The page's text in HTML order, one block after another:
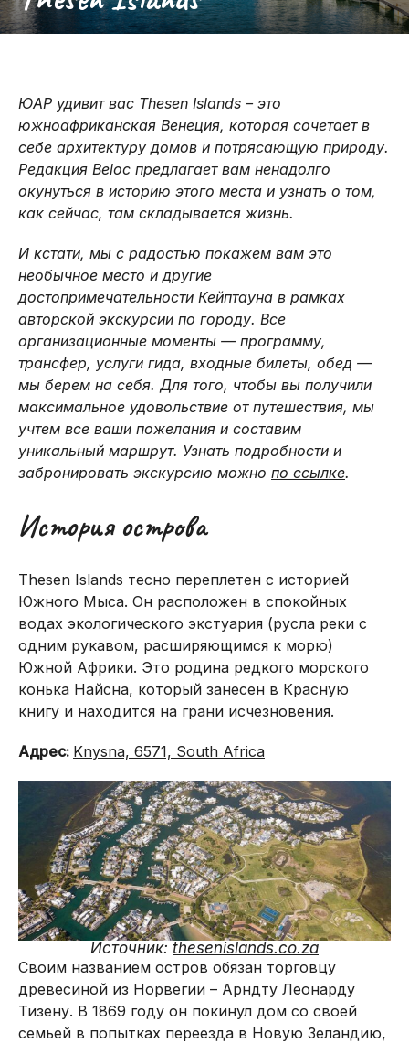
ОКЕАН С
АКУЛАМИ
ВОЗДУШНОМ
ШАРЕ
МОРСКИМИ
КОТИКАМИ
ЮАР удивит вас Thesen Islands – это
южноафриканская Венеция, которая сочетает в
себе архитектуру домов и потрясающую природу.
Редакция Beloc предлагает вам ненадолго
окунуться в историю этого места и узнать о том,
как сейчас, там складывается жизнь.
И кстати, мы с радостью покажем вам это
необычное место и другие
достопримечательности Кейптауна в рамках
авторской экскурсии по городу. Все
организационные моменты — программу,
трансфер, услуги гида, входные билеты, обед —
мы берем на себя. Для того, чтобы вы получили
максимальное удовольствие от путешествия, мы
учтем все ваши пожелания и составим
уникальный маршрут. Узнать подробности и
забронировать экскурсию можно по ссылке.
История острова
Thesen Islands тесно переплетен с историей
Южного Мыса. Он расположен в спокойных
водах экологического экстуария (русла реки с
одним рукавом, расширяющимся к морю)
Южной Африки. Это родина редкого морского
конька Найсна, который занесен в Красную
книгу и находится на грани исчезновения.
Адрес: Knysna, 6571, South Africa
Источник: thesenislands.co.za
Своим названием остров обязан торговцу
древесиной из Норвегии – Арндту Леонарду
Тизену. В 1869 году он покинул дом со своей
семьей в попытках переезда в Новую Зеландию,